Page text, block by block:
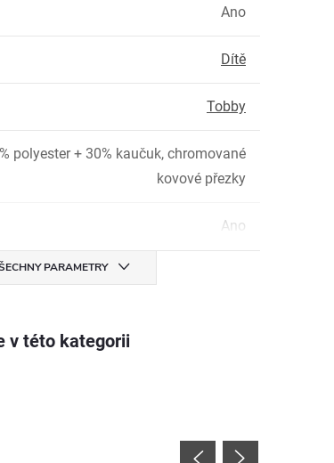
Ano
Dítě
Tobby
polyester + 30% kaučuk, chromované
kovové přezky
Ano
PARAMETRY
v této kategorii